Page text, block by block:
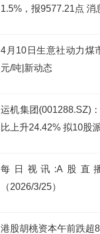
1.5%，报9577.21点 消
4月10日生意社动力煤
元/吨|新动态
运机集团(001288.SZ)
比上升24.42% 拟10股
每日视讯:A股直
（2026/3/25）
港股胡桃资本午前跌超